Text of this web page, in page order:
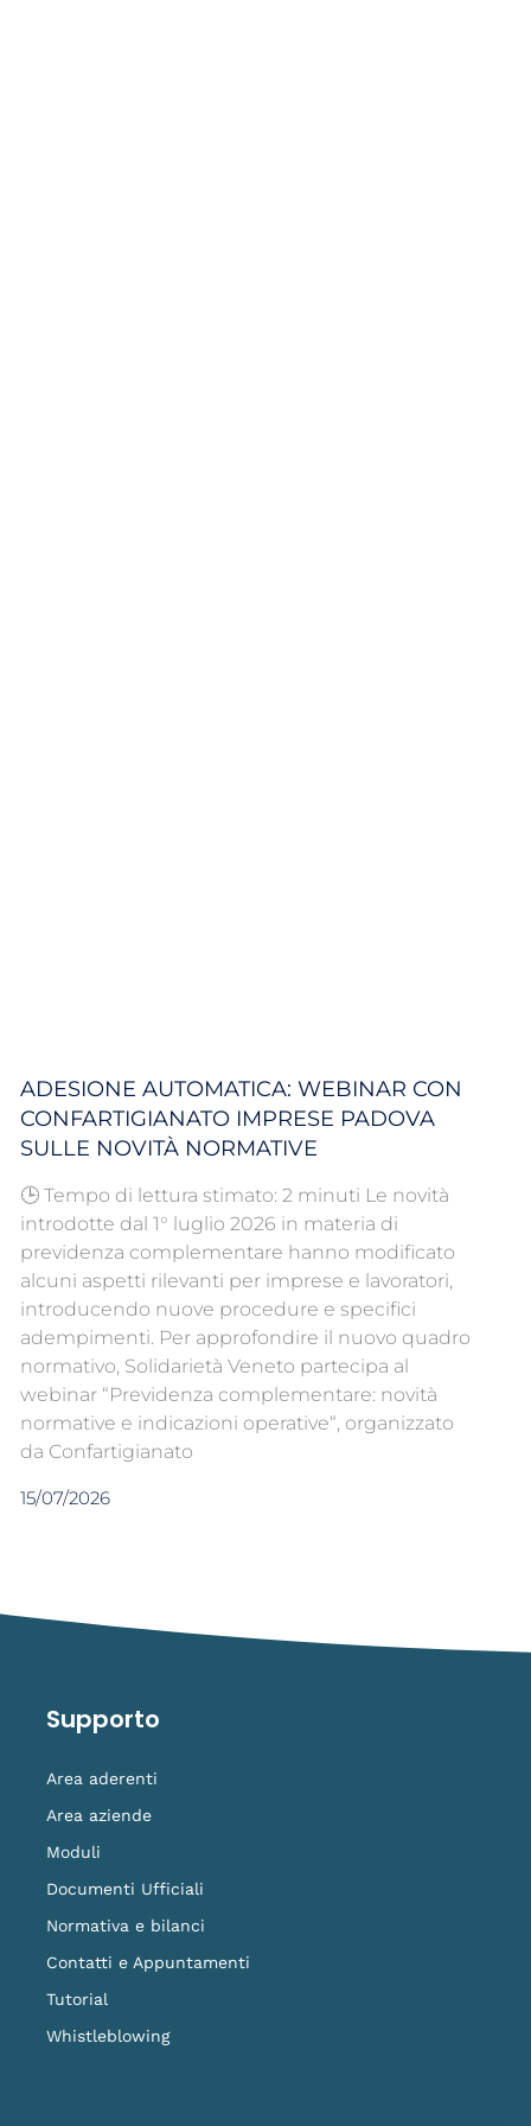
ADESIONE AUTOMATICA: WEBINAR CON
CONFARTIGIANATO IMPRESE PADOVA
SULLE NOVITÀ NORMATIVE
🕒 Tempo di lettura stimato: 2 minuti Le novità
introdotte dal 1° luglio 2026 in materia di
previdenza complementare hanno modificato
alcuni aspetti rilevanti per imprese e lavoratori,
introducendo nuove procedure e specifici
adempimenti. Per approfondire il nuovo quadro
normativo, Solidarietà Veneto partecipa al
webinar “Previdenza complementare: novità
normative e indicazioni operative“, organizzato
da Confartigianato
15/07/2026
Supporto
Area aderenti
Area aziende
Moduli
Documenti Ufficiali
Normativa e bilanci
Contatti e Appuntamenti
Tutorial
Whistleblowing